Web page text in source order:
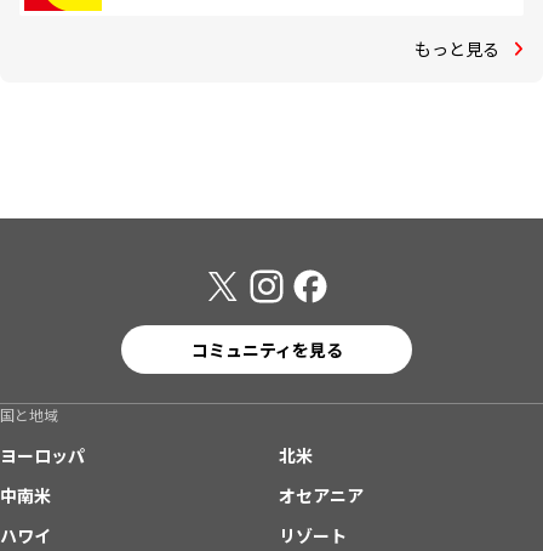
もっと見る
コミュニティを見る
国と地域
ヨーロッパ
北米
中南米
オセアニア
ハワイ
リゾート